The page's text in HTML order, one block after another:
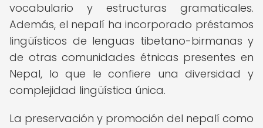
vocabulario y estructuras gramaticales.
Además, el nepalí ha incorporado préstamos
lingüísticos de lenguas tibetano-birmanas y
de otras comunidades étnicas presentes en
Nepal, lo que le confiere una diversidad y
complejidad lingüística única.
La preservación y promoción del nepalí como